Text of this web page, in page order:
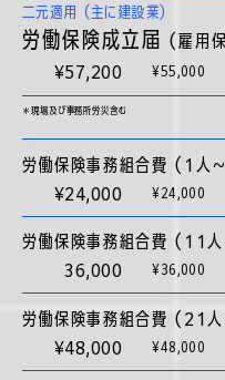
​二元適用（主に建設業）
労働保険成立届 （雇用
¥57,200
¥55,000
＊現場及び事務所労災含む
労働保険事務組合費（1人
¥24,000
¥24,000
労働保険事務組合費（11人
36,000
¥36,000
労働保険事務組合費（21人
¥48,000
¥48,000